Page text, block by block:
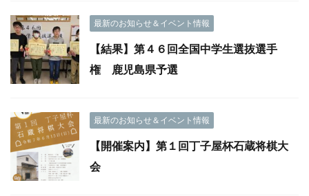
最新のお知らせ＆イベント情報
【結果】第４６回全国中学生選抜選手
権 鹿児島県予選
最新のお知らせ＆イベント情報
【開催案内】第１回丁子屋杯石蔵将棋大
会